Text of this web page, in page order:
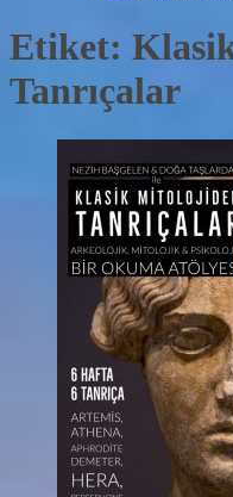
Etiket:
Tanrıçalar